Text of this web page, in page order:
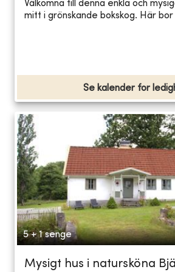
Välkomna till denna enkla och
mitt i grönskande bokskog. Här bor
Se kalender for
5 + 1 senge
Mysigt hus i natursköna